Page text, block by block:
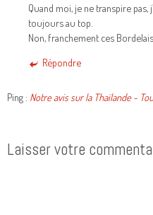
Quand moi, je ne transpire pas,
toujours au top.
Non, franchement ces
Répondre
Ping : Notre avis sur la Thaïlande -
Laisser votre